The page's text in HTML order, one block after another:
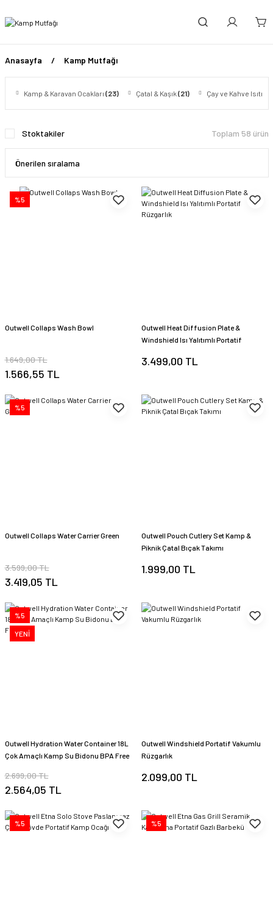
Anasayfa Kamp Mutfağı
Kamp & Karavan Ocakları (23) Çatal & Kaşık(21) Çay ve Kahve
Stoktakiler Toplam 58 ürün
%5
Outwell Collaps Wash Bowl
1.649,00 TL
1.566,55 TL
Outwell Heat Diffusion Plate &
Windshield Isı Yalıtımlı Portatif
3.499,00 TL
%5
Outwell Collaps Water Carrier Green
3.599,00 TL
3.419,05 TL
Outwell Pouch Cutlery Set Kamp &
Piknik Çatal Bıçak Takımı
1.999,00 TL
%5
YENİ
Outwell Hydration Water Container 18L
Çok Amaçlı Kamp Su Bidonu BPA Free
2.699,00 TL
2.564,05 TL
Outwell Windshield Portatif Vakumlu
Rüzgarlık
2.099,00 TL
%5 %5